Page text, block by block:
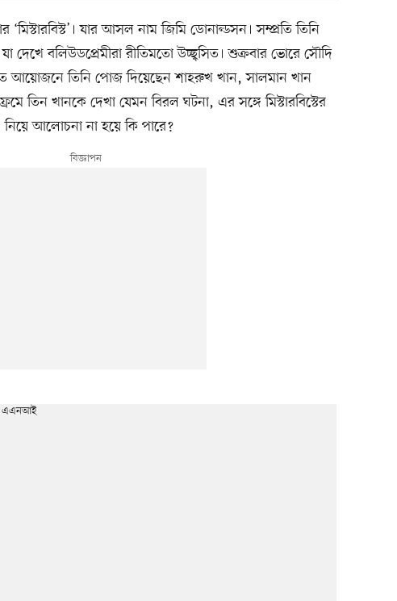
‘মিস্টারবিস্ট’। যার আসল নাম জিমি ডোনাল্ডসন। সম্প্রতি তিনি
দেখে বলিউডপ্রেমীরা রীতিমতো উচ্ছ্বসিত। শুক্রবার ভোরে সৌদি
আয়োজনে তিনি পোজ দিয়েছেন শাহরুখ খান, সালমান খান
তিন খানকে দেখা যেমন বিরল ঘটনা, এর সঙ্গে মিস্টারবিস্টের
আলোচনা না হয়ে কি পারে?